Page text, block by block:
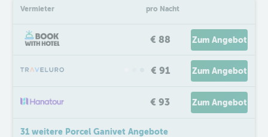
Vermieter pro Nacht
€ 88 Zum Angebot
€ 91 Zum Angebot
€ 93 Zum Angebot
31 weitere Porcel Ganivet Angebote